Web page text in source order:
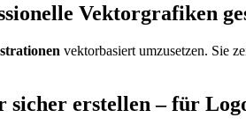
Vektorgrafiken
vektorbasiert umzusetzen. Sie
sicher erstellen – für